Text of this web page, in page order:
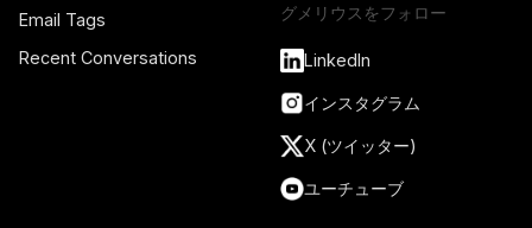
Email Tags
Recent Conversations
グメリウスをフォロー
LinkedIn
インスタグラム
X (ツイッター)
ユーチューブ